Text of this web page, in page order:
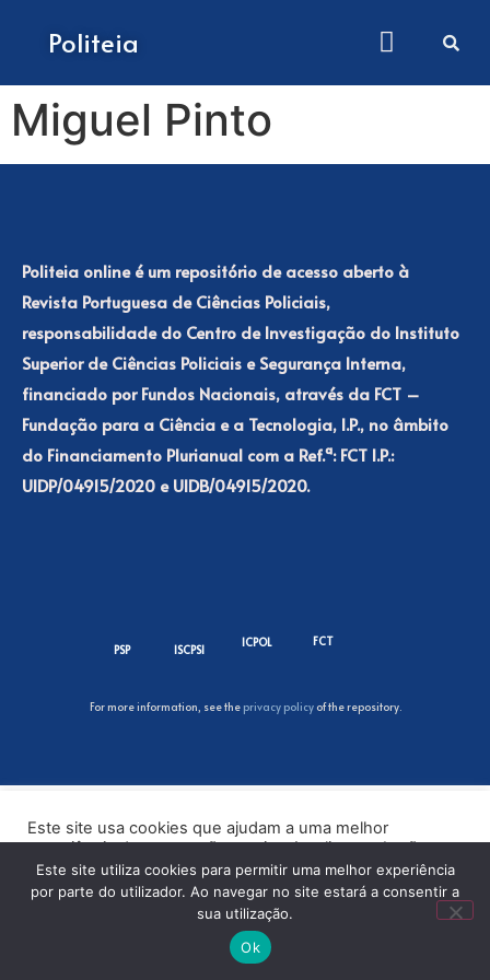
Politeia
Miguel Pinto
Politeia online é um repositório de acesso aberto à
Revista Portuguesa de Ciências Policiais,
responsabilidade do Centro de Investigação do Instituto
Superior de Ciências Policiais e Segurança Interna,
financiado por Fundos Nacionais, através da FCT –
Fundação para a Ciência e a Tecnologia, I.P., no âmbito
do Financiamento Plurianual com a Ref.ª: FCT I.P.:
UIDP/04915/2020 e UIDB/04915/2020.
PSP ISCPSI
ICPOL FCT
For more information, see the privacy policyof the repository.
Este site usa cookies que ajudam a uma melhor
experiência de navegação no site. Ao clicar no botão
“Aceitar” ou continuar a visualizar o nosso site, você
concorda com o uso de cookies no nosso site.
Este site utiliza cookies para permitir uma melhor experiência
por parte do utilizador. Ao navegar no site estará a consentir a
sua utilização.
Ok